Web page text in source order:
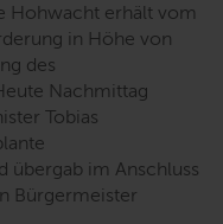
Hohwacht erhält vom
in Höhe von
des
Nachmittag
Tobias
übergab im Anschluss
Bürgermeister